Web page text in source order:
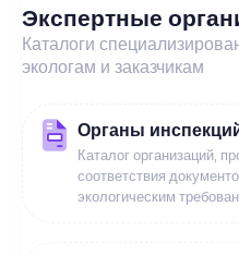
Экспертные
Каталоги
экологам и заказчикам
Органы
Каталог организаций,
соответствия
экологическим